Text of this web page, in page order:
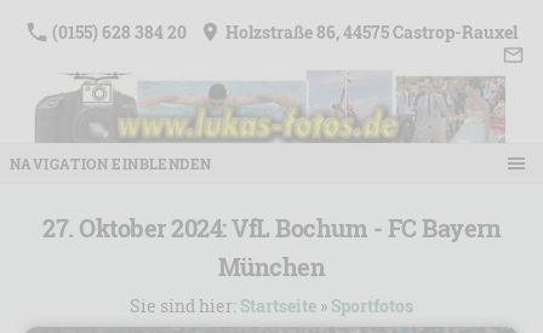
(0155) 628 384 20 Holzstraße 86, 44575 Castrop-Rauxel
NAVIGATION EINBLENDEN
27. Oktober 2024: VfL Bochum - FC Bayern
München
Sie sind hier: Startseite » Sportfotos